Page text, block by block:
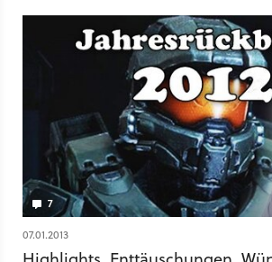
Schwächen von The Walking Dead:
7
07.01.2013